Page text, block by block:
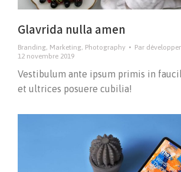
Glavrida nulla amen
Branding, Marketing, Photography Par
12 novembre 2019
Vestibulum ante ipsum primis in
et ultrices posuere cubilia!